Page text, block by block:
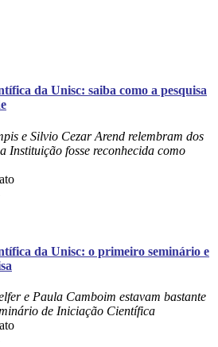
da Unisc: saiba como a pesquisa
e Silvio Cezar Arend relembram dos
Instituição fosse reconhecida como
da Unisc: o primeiro seminário e
e Paula Camboim estavam bastante
de Iniciação Científica